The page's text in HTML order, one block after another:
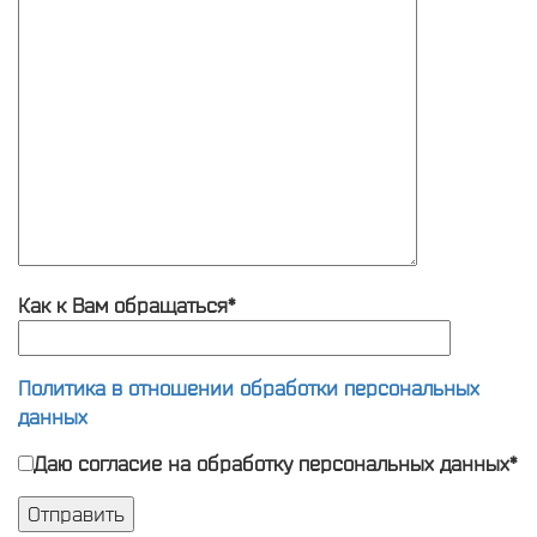
Как к Вам обращаться*
Политика в отношении обработки персональных
данных
Даю согласие на обработку персональных данных*